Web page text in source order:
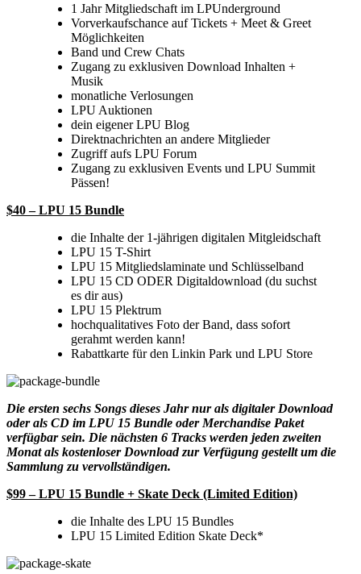
1 Jahr Mitgliedschaft im LPUnderground
Vorverkaufschance auf Tickets + Meet & Greet
Möglichkeiten
Band und Crew Chats
Zugang zu exklusiven Download Inhalten +
Musik
monatliche Verlosungen
LPU Auktionen
dein eigener LPU Blog
Direktnachrichten an andere Mitglieder
Zugriff aufs LPU Forum
Zugang zu exklusiven Events und LPU Summit
Pässen!
$40 – LPU 15 Bundle
die Inhalte der 1-jährigen digitalen Mitgleidschaft
LPU 15 T-Shirt
LPU 15 Mitgliedslaminate und Schlüsselband
LPU 15 CD ODER Digitaldownload (du suchst
es dir aus)
LPU 15 Plektrum
hochqualitatives Foto der Band, dass sofort
gerahmt werden kann!
Rabattkarte für den Linkin Park und LPU Store
Die ersten sechs Songs dieses Jahr nur als digitaler Download
oder als CD im LPU 15 Bundle oder Merchandise Paket
verfügbar sein. Die nächsten 6 Tracks werden jeden zweiten
Monat als kostenloser Download zur Verfügung gestellt um die
Sammlung zu vervollständigen.
$99 – LPU 15 Bundle + Skate Deck (Limited Edition)
die Inhalte des LPU 15 Bundles
LPU 15 Limited Edition Skate Deck*